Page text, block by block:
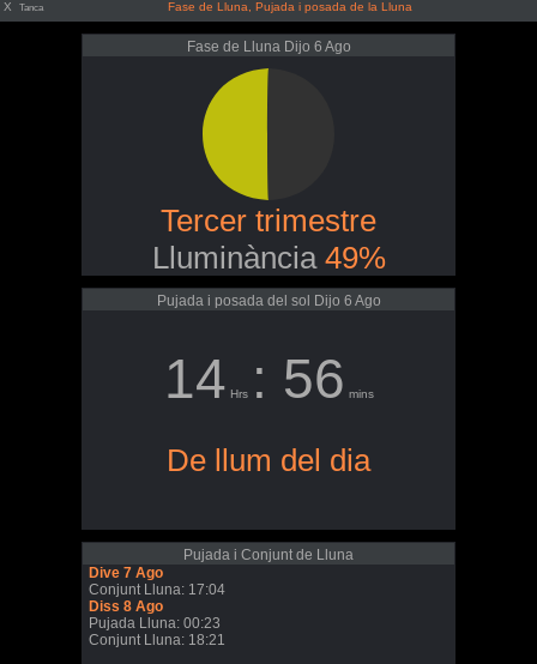
X Tanca Fase de Lluna, Pujada i posada de la Lluna
Fase de Lluna Dijo 6 Ago
Tercer trimestre
Lluminància 49%
Pujada i posada del sol Dijo 6 Ago
14 Hrs : 56 mins
De llum del dia
Pujada i Conjunt de Lluna
Dive 7 Ago
Conjunt Lluna: 17:04
Diss 8 Ago
Pujada Lluna: 00:23
Conjunt Lluna: 18:21